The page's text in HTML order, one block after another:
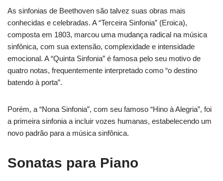
As sinfonias de Beethoven são talvez suas obras mais
conhecidas e celebradas. A “Terceira Sinfonia” (Eroica),
composta em 1803, marcou uma mudança radical na música
sinfônica, com sua extensão, complexidade e intensidade
emocional. A “Quinta Sinfonia” é famosa pelo seu motivo de
quatro notas, frequentemente interpretado como “o destino
batendo à porta”.
Porém, a “Nona Sinfonia”, com seu famoso “Hino à Alegria”, foi
a primeira sinfonia a incluir vozes humanas, estabelecendo um
novo padrão para a música sinfônica.
Sonatas para Piano